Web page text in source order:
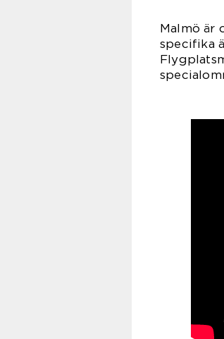
Malmö är
specifika